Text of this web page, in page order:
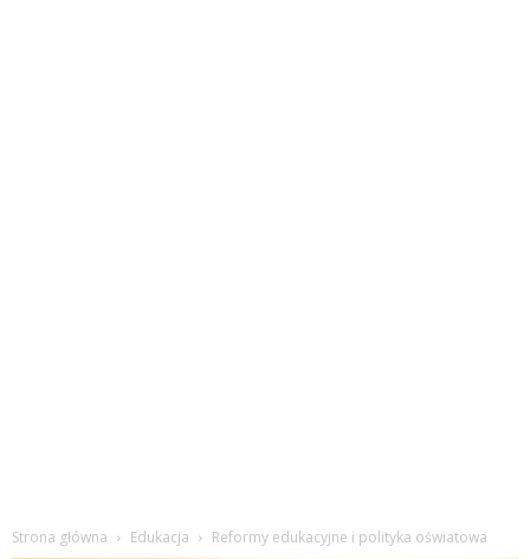
Strona główna Edukacja Reformy edukacyjne i polityka oświatowa